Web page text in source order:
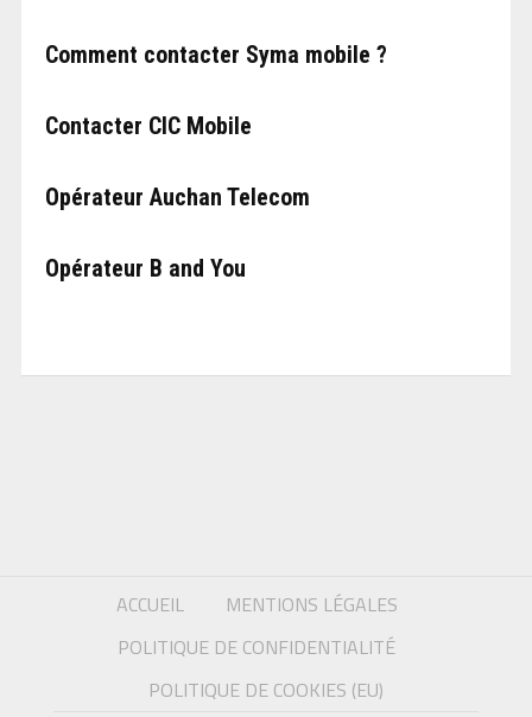
Comment contacter Syma mobile ?
Contacter CIC Mobile
Opérateur Auchan Telecom
Opérateur B and You
ACCUEIL
MENTIONS LÉGALES
POLITIQUE DE CONFIDENTIALITÉ
POLITIQUE DE COOKIES (EU)